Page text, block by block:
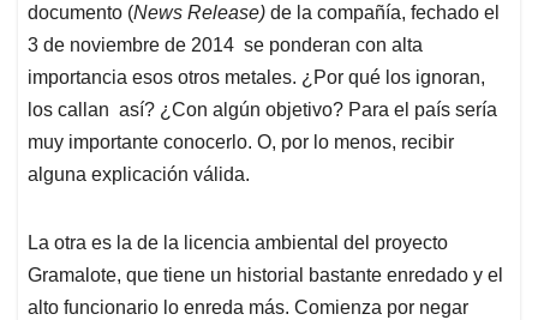
documento (News Release) de la compañía, fechado el
3 de noviembre de 2014 se ponderan con alta
importancia esos otros metales. ¿Por qué los ignoran,
los callan así? ¿Con algún objetivo? Para el país sería
muy importante conocerlo. O, por lo menos, recibir
alguna explicación válida.
La otra es la de la licencia ambiental del proyecto
Gramalote, que tiene un historial bastante enredado y el
alto funcionario lo enreda más. Comienza por negar